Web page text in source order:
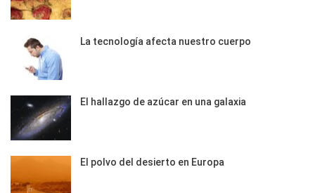
La tecnología afecta nuestro cuerpo
El hallazgo de azúcar en una galaxia
El polvo del desierto en Europa